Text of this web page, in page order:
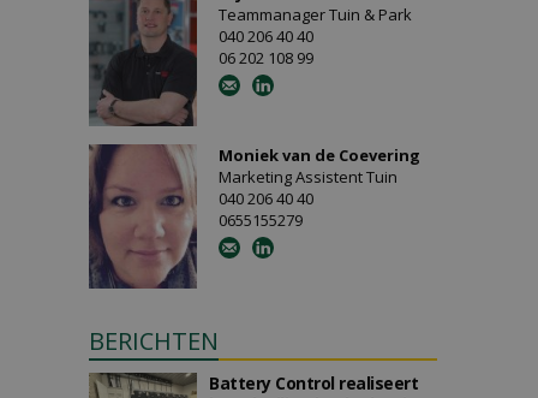
Teammanager Tuin & Park
040 206 40 40
06 202 108 99
Moniek van de Coevering
Marketing Assistent Tuin
040 206 40 40
0655155279
BERICHTEN
Battery Control realiseert